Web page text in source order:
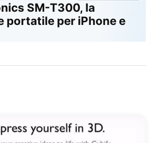
SM-T300, la
portatile per iPhone e